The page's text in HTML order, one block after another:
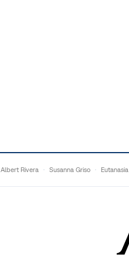
Albert Rivera Susanna Griso Eutanasia